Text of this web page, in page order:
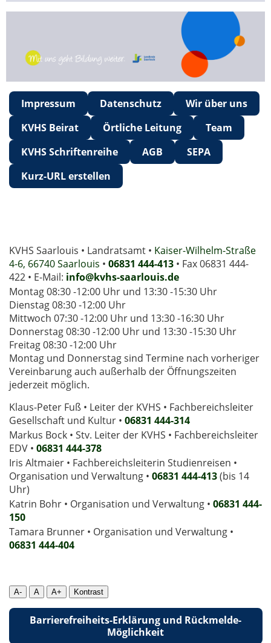
Impressum Datenschutz
Wir über uns
KVHS Beirat
Örtliche Leitung
Team
KVHS Schriftenreihe
AGB
SEPA
Kurz-URL erstellen
KVHS Saarlouis • Landratsamt • Kaiser-Wilhelm-Straße
4-6, 66740 Saarlouis • 06831 444-413• Fax 06831 444-
422 • E-Mail: info@kvhs-saarlouis.de
Montag 08:30 -12:00 Uhr und 13:30 -15:30 Uhr
Dienstag 08:30 -12:00 Uhr
Mittwoch 07:30 -12:00 Uhr und 13:30 -16:30 Uhr
Donnerstag 08:30 -12:00 Uhr und 13:30 -15:30 Uhr
Freitag 08:30 -12:00 Uhr
Montag und Donnerstag sind Termine nach vorheriger
Vereinbarung auch außerhalb der Öffnungszeiten
jederzeit möglich.
Klaus-Peter Fuß • Leiter der KVHS • Fachbereichsleiter
Gesellschaft und Kultur • 06831 444-314
Markus Bock • Stv. Leiter der KVHS • Fachbereichsleiter
EDV • 06831 444-378
Iris Altmaier • Fachbereichsleiterin Studienreisen •
Organisation und Verwaltung • 06831 444-413(bis 14
Uhr)
Katrin Bohr • Organisation und Verwaltung • 06831 444-
150
Tamara Brunner • Organisation und Verwaltung •
06831 444­-404
A- A A+ Kontrast
Barrierefreiheits-Erklärung und Rückmelde-
Möglichkeit